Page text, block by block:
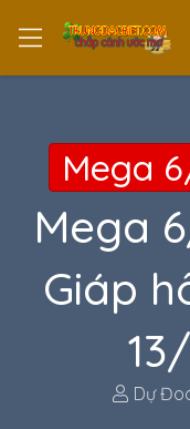
Mega
Mega
Giáp
T
Dự